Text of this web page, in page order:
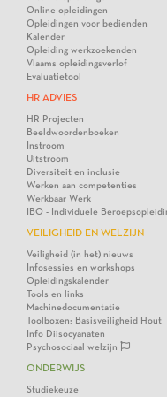
Online opleidingen
Opleidingen voor bedienden
Kalender
Opleiding werkzoekenden
Vlaams opleidingsverlof
Evaluatietool
HR ADVIES
HR Projecten
Beeldwoordenboeken
Instroom
Uitstroom
Diversiteit en inclusie
Werken aan competenties
Werkbaar Werk
IBO - Individuele
VEILIGHEID EN WELZIJN
Veiligheid (in het) nieuws
Infosessies en workshops
Opleidingskalender
Tools en links
Machinedocumentatie
Toolboxen: Basisveiligheid Hout
Info Diisocyanaten
Psychosociaal welzijn
ONDERWIJS
Studiekeuze